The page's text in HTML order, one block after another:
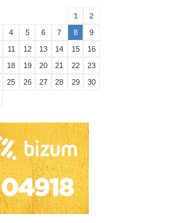
1
2
4 5 6 7 8
9
11 12 13 14 15
16
18 19 20 21 22
23
25 26 27 28 29
30